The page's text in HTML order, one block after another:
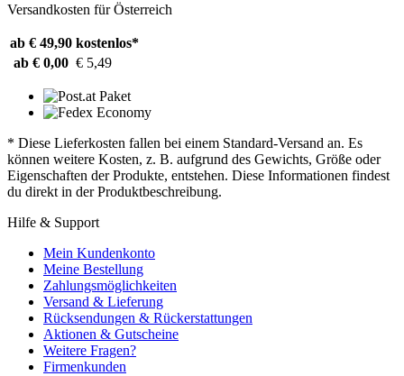
Versandkosten für Österreich
ab € 49,90 kostenlos*
ab € 0,00 € 5,49
* Diese Lieferkosten fallen bei einem Standard-Versand an. Es
können weitere Kosten, z. B. aufgrund des Gewichts, Größe oder
Eigenschaften der Produkte, entstehen. Diese Informationen findest
du direkt in der Produktbeschreibung.
Hilfe & Support
Mein Kundenkonto
Meine Bestellung
Zahlungsmöglichkeiten
Versand & Lieferung
Rücksendungen & Rückerstattungen
Aktionen & Gutscheine
Weitere Fragen?
Firmenkunden